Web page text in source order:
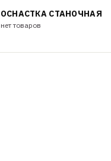
ОСНАСТКА СТАНОЧНАЯ
нет товаров